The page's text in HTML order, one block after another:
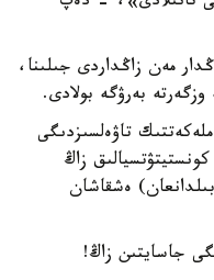
مەن زاڭداردى جىلىنا،
بەرۋگە بولادى.
تاۋەلسىزدىگى
زاڭ
قابىلدانعان) ەشقاشان
جاسايتىن زاڭ!